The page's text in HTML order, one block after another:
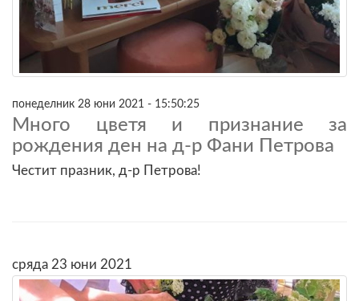
понеделник 28 юни 2021 - 15:50:25
Много цветя и признание за
рождения ден на д-р Фани Петрова
Честит празник, д-р Петрова!
сряда 23 юни 2021